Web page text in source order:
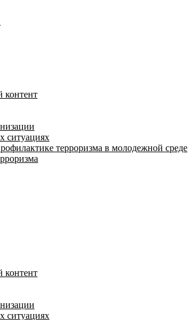
контент
ситуациях
терроризма в молодежной среде
контент
ситуациях